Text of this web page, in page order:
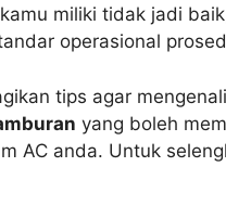
miliki tidak jadi
operasional
tips agar
yang boleh
AC anda. Untuk